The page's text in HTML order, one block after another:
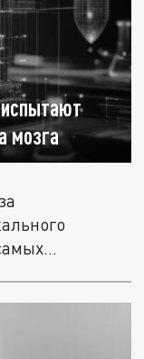
мозга